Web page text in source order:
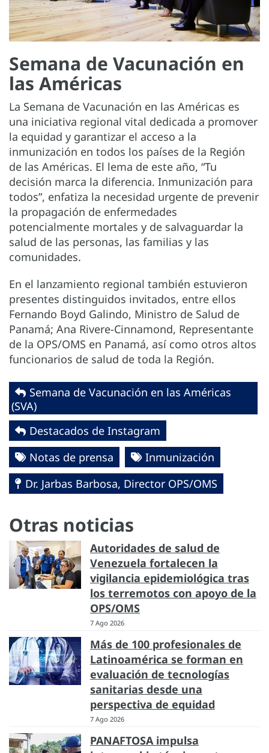
Semana de Vacunación en
las Américas
La Semana de Vacunación en las Américas es
una iniciativa regional vital dedicada a promover
la equidad y garantizar el acceso a la
inmunización en todos los países de la Región
de las Américas. El lema de este año, “Tu
decisión marca la diferencia. Inmunización para
todos”, enfatiza la necesidad urgente de prevenir
la propagación de enfermedades
potencialmente mortales y de salvaguardar la
salud de las personas, las familias y las
comunidades.
En el lanzamiento regional también estuvieron
presentes distinguidos invitados, entre ellos
Fernando Boyd Galindo, Ministro de Salud de
Panamá; Ana Rivere-Cinnamond, Representante
de la OPS/OMS en Panamá, así como otros altos
funcionarios de salud de toda la Región.
Semana de Vacunación en las Américas
(SVA)
Destacados de Instagram
Notas de prensa
Inmunización
Dr. Jarbas Barbosa, Director OPS/OMS
Otras noticias
Autoridades de salud de
Venezuela fortalecen la
vigilancia epidemiológica tras
los terremotos con apoyo de la
OPS/OMS
7 Ago 2026
Más de 100 profesionales de
Latinoamérica se forman en
evaluación de tecnologías
sanitarias desde una
perspectiva de equidad
7 Ago 2026
PANAFTOSA impulsa